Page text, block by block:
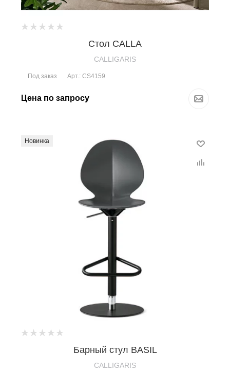
Стол CALLA
CALLIGARIS
Под заказ Арт.: CS4159
Цена по запросу
Новинка
Барный стул BASIL
CALLIGARIS